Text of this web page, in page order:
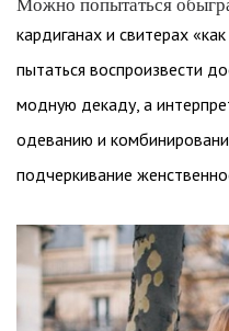
Можно попытаться
кардиганах и свитерах
пытаться воспроизвести
модную декаду, а
одеванию и
подчеркивание